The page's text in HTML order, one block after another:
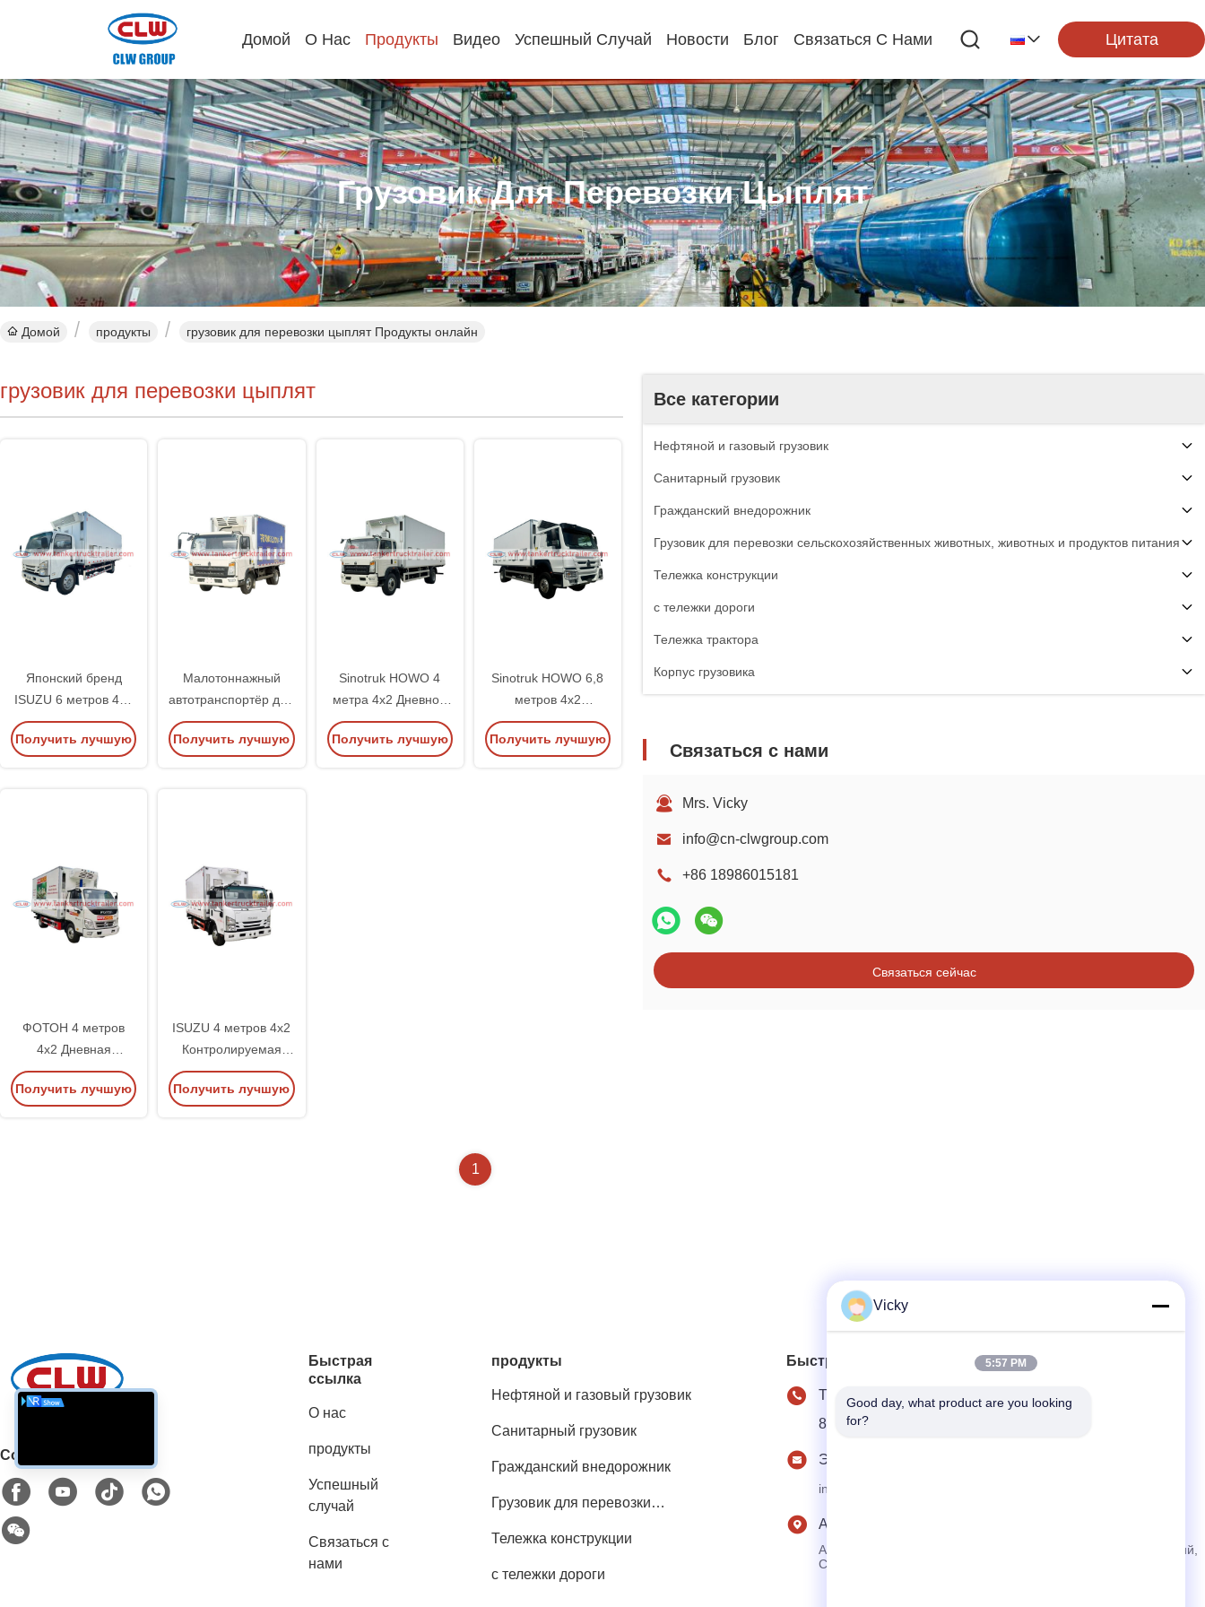
Домой О Нас Продукты Видео Успешный Случай Новости Блог Связаться С Нами Цитата
Грузовик Для Перевозки Цыплят
Домой продукты грузовик для перевозки цыплят Продукты онлайн
Все категории
Нефтяной и газовый грузовик
Санитарный грузовик
Гражданский внедорожник
Грузовик для перевозки сельскохозяйственных животных, животных и продуктов питания
Тележка конструкции
с тележки дороги
Тележка трактора
Корпус грузовика
Связаться с нами
Mrs. Vicky
info@cn-clwgroup.com
+86 18986015181
Связаться сейчас
грузовик для перевозки цыплят
Японский бренд
ISUZU 6 метров 4х2
Дневной цыпленок
для
Получить лучшую
Малотоннажный
автотранспортёр для
перевозки суточных
цыплят Sinotruk
Получить лучшую
Sinotruk HOWO 4
метра 4х2 Дневной
транспортный
транспорт
Получить лучшую
Sinotruk HOWO 6,8
метров 4х2
птицефабрика
цыплят
Получить лучшую
ФОТОН 4 метров
4х2 Дневная
транспортная
машина для
Получить лучшую
ISUZU 4 метров 4х2
Контролируемая
температурой
однодневная
Получить лучшую
1
Социальные сети
Быстрая
ссылка
О нас
продукты
Успешный
случай
Связаться с
нами
продукты
Нефтяной и газовый грузовик
Санитарный грузовик
Гражданский внедорожник
Грузовик для перевозки
животных и продуктов питания
Тележка конструкции
с тележки дороги
Быстрый контакт
Тел.
86--18986015181
Электронная почта
info@cn-clwgroup.com
Адрес
Автомобильный промышленный парк зоны высоких технологий,
Суйчжоу, Хубэй, Китай.
Vicky
5:57 PM
Good day, what product are you looking
for?